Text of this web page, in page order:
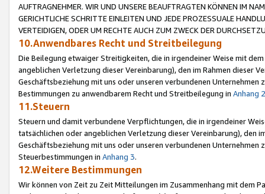
AUFTRAGNEHMER. WIR UND UNSERE BEAUFTRAGTEN KÖNNEN IM
GERICHTLICHE SCHRITTE EINLEITEN UND JEDE PROZESSUALE
VERTEIDIGEN, ODER UM RECHTE AUCH ZUM ZWECK DER
10.Anwendbares Recht und Streitbeilegung
Die Beilegung etwaiger Streitigkeiten, die in irgendeiner Weise mit
angeblichen Verletzung dieser Vereinbarung), den im Rahmen dieser
Geschäftsbeziehung mit uns oder unseren verbundenen
Bestimmungen zu anwendbarem Recht und Streitbeilegung in Anhang 2
11.Steuern
Steuern und damit verbundene Verpflichtungen, die in irgendeiner
tatsächlichen oder angeblichen Verletzung dieser Vereinbarung), den
Geschäftsbeziehung mit uns oder unseren verbundenen
Steuerbestimmungen in Anhang 3.
12.Weitere Bestimmungen
Wir können von Zeit zu Zeit Mitteilungen im Zusammenhang mit dem